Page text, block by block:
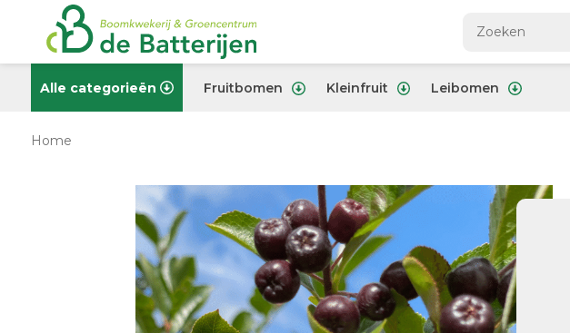
Alle categorieën Fruitbomen Kleinfruit Leibomen
Home